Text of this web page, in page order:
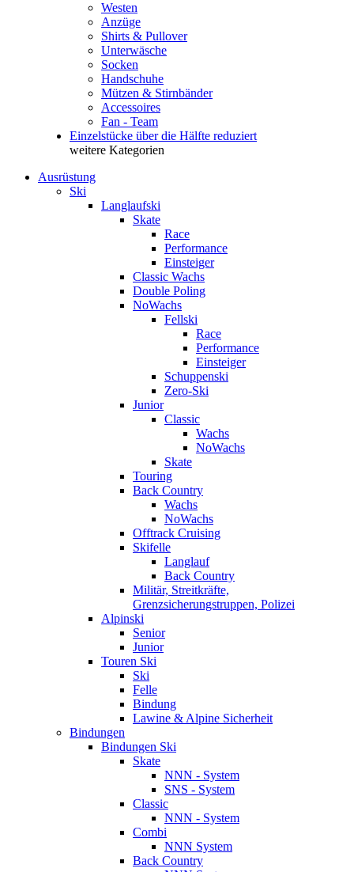
Westen
Anzüge
Shirts & Pullover
Unterwäsche
Socken
Handschuhe
Mützen & Stirnbänder
Accessoires
Fan - Team
Einzelstücke über die Hälfte reduziert
weitere Kategorien
Ausrüstung
Ski
Langlaufski
Skate
Race
Performance
Einsteiger
Classic Wachs
Double Poling
NoWachs
Fellski
Race
Performance
Einsteiger
Schuppenski
Zero-Ski
Junior
Classic
Wachs
NoWachs
Skate
Touring
Back Country
Wachs
NoWachs
Offtrack Cruising
Skifelle
Langlauf
Back Country
Militär, Streitkräfte,
Grenzsicherungstruppen, Polizei
Alpinski
Senior
Junior
Touren Ski
Ski
Felle
Bindung
Lawine & Alpine Sicherheit
Bindungen
Bindungen Ski
Skate
NNN - System
SNS - System
Classic
NNN - System
Combi
NNN System
Back Country